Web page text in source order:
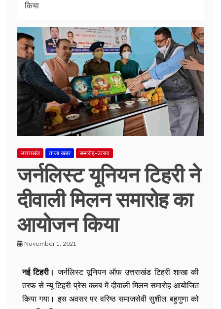
किया
उत्तराखंड ताजा खबर समारोह-उत्सव
जर्नलिस्ट यूनियन टिहरी ने
दीवाली मिलन समारोह का
आयोजन किया
November 1, 2021
नई टिहरी। जर्नलिस्ट यूनियन ऑफ उत्तराखंड टिहरी शाखा की
तरफ से न्यू टिहरी प्रेस क्लब में दीवाली मिलन समारोह आयोजित
किया गया। इस अवसर पर वरिष्ठ समाजसेवी सुशील बहुगुणा को